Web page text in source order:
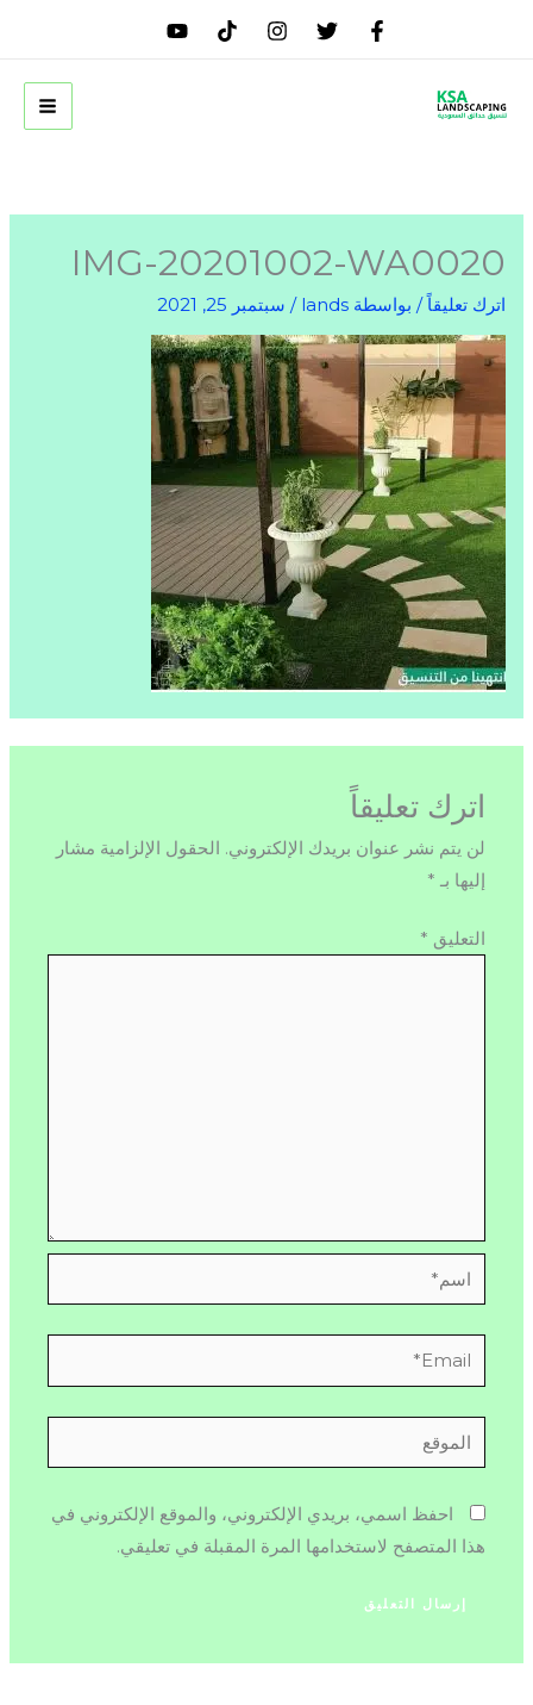
IMG-20201002-WA0020
اترك تعليقاً / بواسطة lands
/ سبتمبر 25, 2021
اترك تعليقاً
لن يتم نشر عنوان بريدك الإلكتروني. الحقول الإلزامية مشار
إليها بـ *
التعليق *
اسم*
Email*
الموقع
احفظ اسمي، بريدي الإلكتروني، والموقع الإلكتروني في
هذا المتصفح لاستخدامها المرة المقبلة في تعليقي.